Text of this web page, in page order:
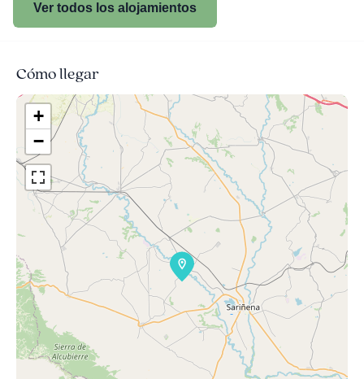
Ver todos los alojamientos
Cómo llegar
+
−